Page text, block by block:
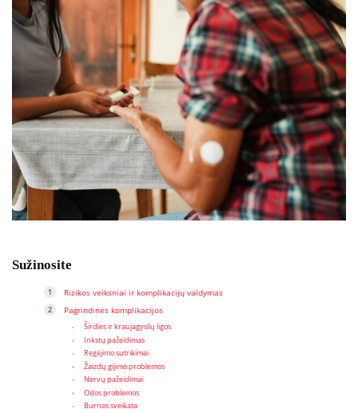
Sužinosite
Rizikos veiksniai ir komplikacijų valdymas
Pagrindinės komplikacijos
Širdies ir kraujagyslių ligos
Inkstų pažeidimas
Regėjimo sutrikimai
Žaizdų gijimo problemos
Nervų pažeidimai
Odos problemos
Burnos sveikata